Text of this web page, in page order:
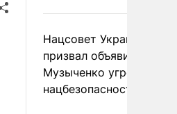
Нацсовет Украины по
призвал объявить
Музыченко угрозой
нацбезопасности